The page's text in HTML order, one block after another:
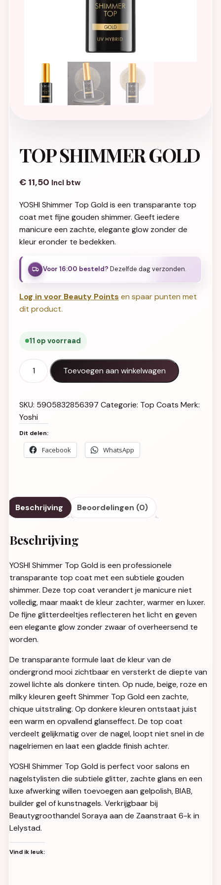
TOP SHIMMER GOLD
€ 11,50 Incl btw
YOSHI Shimmer Top Gold is een transparante top
coat met fijne gouden shimmer. Geeft iedere
manicure een zachte, elegante glow zonder de
kleur eronder te bedekken.
Voor 16:00 besteld? Dezelfde dag verzonden.
Log in voor Beauty Points en spaar punten met
dit product.
11 op voorraad
TOP SHIMMER GOLD aantal
Toevoegen aan winkelwagen
SKU: 5905832856397 Categorie: Top Coats Merk:
Yoshi
Dit delen:
Facebook WhatsApp
Beschrijving Beoordelingen (0)
Beschrijving
YOSHI Shimmer Top Gold is een professionele
transparante top coat met een subtiele gouden
shimmer. Deze top coat verandert je manicure niet
volledig, maar maakt de kleur zachter, warmer en luxer.
De fijne glitterdeeltjes reflecteren het licht en geven
een elegante glow zonder zwaar of overheersend te
worden.
De transparante formule laat de kleur van de
ondergrond mooi zichtbaar en versterkt de diepte van
zowel lichte als donkere tinten. Op nude, beige, roze en
milky kleuren geeft Shimmer Top Gold een zachte,
chique uitstraling. Op donkere kleuren ontstaat juist
een warm en opvallend glanseffect. De top coat
verdeelt gelijkmatig over de nagel, loopt niet snel in de
nagelriemen en laat een gladde finish achter.
YOSHI Shimmer Top Gold is perfect voor salons en
nagelstylisten die subtiele glitter, zachte glans en een
luxe afwerking willen toevoegen aan gelpolish, BIAB,
builder gel of kunstnagels. Verkrijgbaar bij
Beautygroothandel Soraya aan de Zaanstraat 6-k in
Lelystad.
Vind ik leuk: